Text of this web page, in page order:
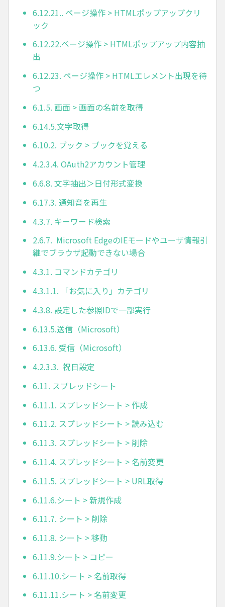
6.12.21.. ページ操作 > HTMLポップアップクリ
ック
6.12.22.ページ操作 > HTMLポップアップ内容抽
出
6.12.23. ページ操作 > HTMLエレメント出現を待
つ
6.1.5. 画面 > 画面の名前を取得
6.14.5.文字取得
6.10.2. ブック > ブックを覚える
4.2.3.4. OAuth2アカウント管理
6.6.8. 文字抽出＞日付形式変換
6.17.3. 通知音を再生
4.3.7. キーワード検索
2.6.7. Microsoft EdgeのIEモードやユーザ情報引
継でブラウザ起動できない場合
4.3.1. コマンドカテゴリ
4.3.1.1. 「お気に入り」カテゴリ
4.3.8. 設定した参照IDで一部実行
6.13.5.送信（Microsoft）
6.13.6. 受信（Microsoft）
4.2.3.3. 祝日設定
6.11. スプレッドシート
6.11.1. スプレッドシート > 作成
6.11.2. スプレッドシート > 読み込む
6.11.3. スプレッドシート > 削除
6.11.4. スプレッドシート > 名前変更
6.11.5. スプレッドシート > URL取得
6.11.6.シート > 新規作成
6.11.7. シート > 削除
6.11.8. シート > 移動
6.11.9.シート > コピー
6.11.10.シート > 名前取得
6.11.11.シート > 名前変更